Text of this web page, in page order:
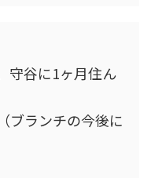
守谷に1ヶ月住ん
ブランチの今後に